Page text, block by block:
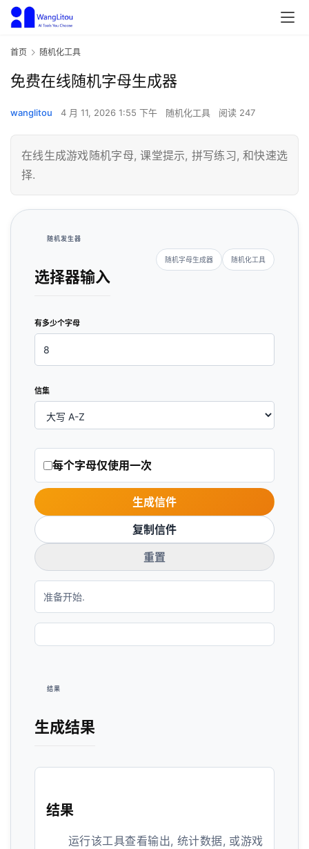
首页 随机化工具
免费在线随机字母生成器
wanglitou 4 月 11, 2026 1:55 下午 随机化工具 阅读 247
在线生成游戏随机字母, 课堂提示, 拼写练习, 和快速选
择.
随机发生器
选择器输入
随机字母生成器 随机化工具
有多少个字母
信集
每个字母仅使用一次
生成信件
复制信件
重置
准备开始.
结果
生成结果
结果
运行该工具查看输出, 统计数据, 或游戏